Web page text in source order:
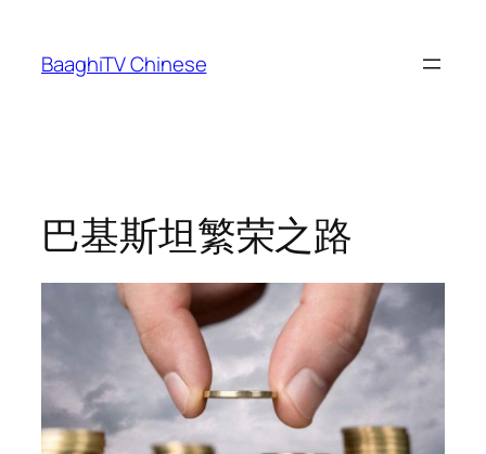
content
BaaghiTV Chinese
巴基斯坦繁荣之路